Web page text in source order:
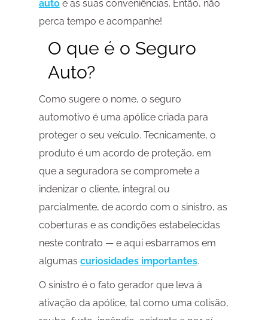
autoe as suas conveniências. Então, não
perca tempo e acompanhe!
O que é o Seguro
Auto?
Como sugere o nome, o seguro
automotivo é uma apólice criada para
proteger o seu veículo. Tecnicamente, o
produto é um acordo de proteção, em
que a seguradora se compromete a
indenizar o cliente, integral ou
parcialmente, de acordo com o sinistro, as
coberturas e as condições estabelecidas
neste contrato — e aqui esbarramos em
algumas curiosidades importantes.
O sinistro é o fato gerador que leva à
ativação da apólice, tal como uma colisão,